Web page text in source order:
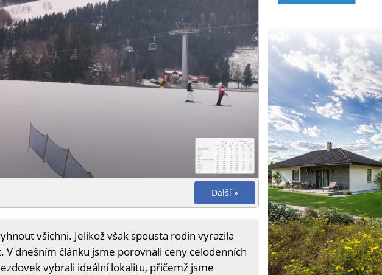
Další »
všichni. Jelikož však spousta rodin vyrazila
dnešním článku jsme porovnali ceny celodenních
vybrali ideální lokalitu, přičemž jsme